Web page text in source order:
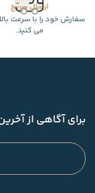
ارسال سریع
سفارش خود را با سرعت
می کنید.
برای آگاهی از